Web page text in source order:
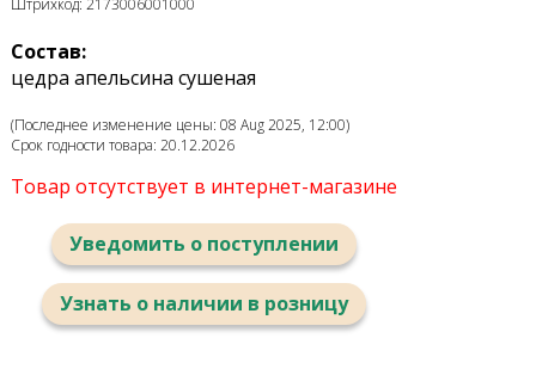
Штрихкод: 2173006001000
Состав:
цедра апельсина сушеная
(Последнее изменение цены: 08 Aug 2025, 12:00)
Срок годности товара: 20.12.2026
Товар отсутствует в интернет-магазине
Уведомить о поступлении
Узнать о наличии в розницу